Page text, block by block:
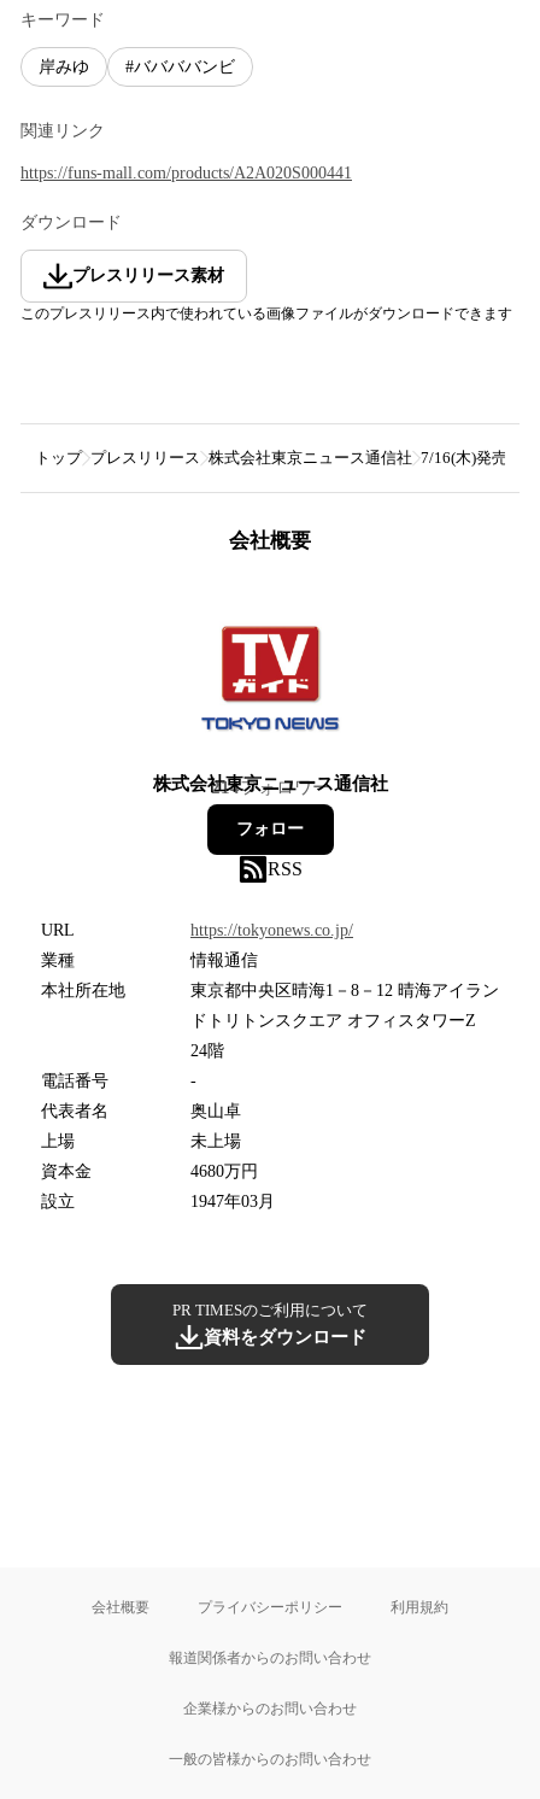
キーワード
岸みゆ #ババババンビ
関連リンク
https://funs-mall.com/products/A2A020S000441
ダウンロード
プレスリリース素材
このプレスリリース内で使われている画像ファイルがダウンロードできます
トップ プレスリリース 株式会社東京ニュース通信社 7/16(木)発売 岸
会社概要
株式会社東京ニュース通信社
214フォロワー
フォロー
RSS
URL
https://tokyonews.co.jp/
業種
情報通信
本社所在地
東京都中央区晴海1－8－12 晴海アイラン
ドトリトンスクエア オフィスタワーZ
24階
電話番号
-
代表者名
奥山卓
上場
未上場
資本金
4680万円
設立
1947年03月
PR TIMESのご利用について
資料をダウンロード
会社概要 プライバシーポリシー 利用規約
報道関係者からのお問い合わせ
企業様からのお問い合わせ
一般の皆様からのお問い合わせ